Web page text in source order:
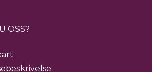
OSS?